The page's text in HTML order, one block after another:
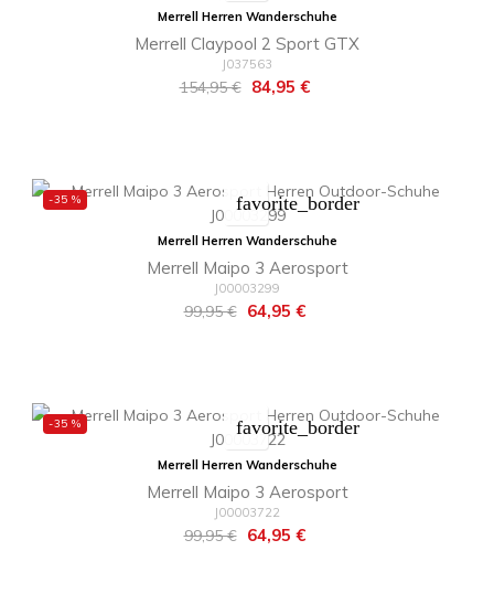
Merrell Herren Wanderschuhe
Merrell Claypool 2 Sport GTX
J037563
Regulärer
154,95 € Preis
84,95 €
-35 % favorite_border
Merrell Herren Wanderschuhe
Merrell Maipo 3 Aerosport
J00003299
Regulärer
99,95 € Preis
64,95 €
-35 % favorite_border
Merrell Herren Wanderschuhe
Merrell Maipo 3 Aerosport
J00003722
Regulärer
99,95 € Preis
64,95 €